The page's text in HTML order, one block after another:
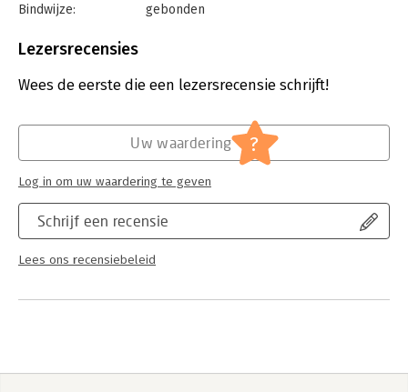
Bindwijze:
gebonden
Uitgever:
Lezersrecensies
Wees de eerste die een lezersrecensie schrijft!
Schrijf een recensie
Lees ons recensiebeleid
Uw waardering ?
Log in om uw waardering te geven